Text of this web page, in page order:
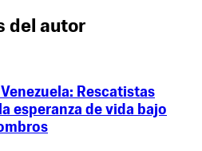
del autor
Rescatistas
esperanza de vida bajo